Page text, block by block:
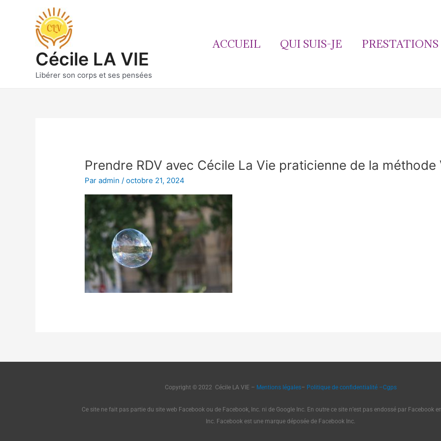
Cécile LA VIE
Libérer son corps et ses pensées
ACCUEIL QUI SUIS-JE PRESTATIONS
Prendre RDV avec Cécile La Vie praticienne de la
Paradmin/octobre 21, 2024
Copyright © 2022 Cécile LA VIE – Mentions légales– Politique de confidentialité –Cgps
Ce site ne fait pas partie du site web Facebook ou de Facebook, Inc. ni de Google Inc. En outre ce site n’est pas endossé par Facebook
Inc. Facebook est une marque déposée de Facebook Inc.